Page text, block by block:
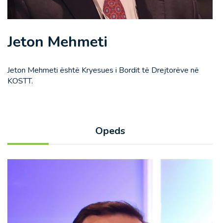
Jeton Mehmeti
Jeton Mehmeti është Kryesues i Bordit të Drejtorëve në
KOSTT.
Opeds